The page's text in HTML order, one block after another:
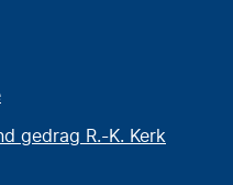
gedrag R.-K. Kerk